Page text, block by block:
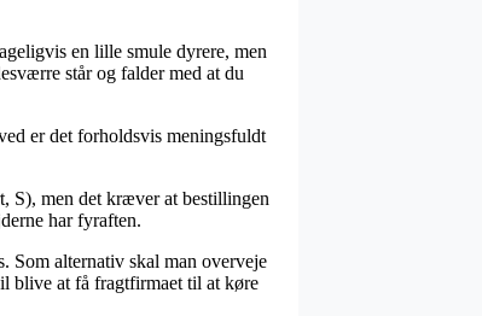
en lille smule dyrere, men
står og falder med at du
er det forholdsvis meningsfuldt
S), men det kræver at bestillingen
har fyraften.
Som alternativ skal man overveje
blive at få fragtfirmaet til at køre